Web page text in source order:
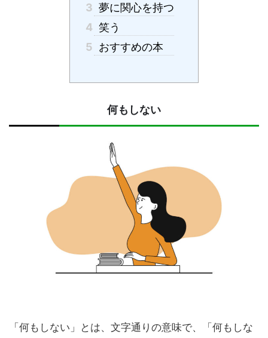
3 夢に関心を持つ
4 笑う
5 おすすめの本
何もしない
「何もしない」とは、文字通りの意味で、「何もしな